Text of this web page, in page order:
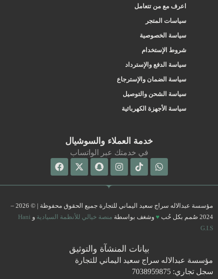
اعرف مع من تتعامل
سياسات المتجر
سياسة الخصوصية
شروط الإستخدام
سياسة الدفع والإسترداد
سياسة الضمان والإسترجاع
سياسة الشحن والتوصيل
سياسة الأجهزة الكهربائية
خدمة العملاء والسوشيال
في خدمتك عبر الواتساب
Whatsapp
Tiktok
Instagram
Snapchat
X-
twitter
Facebook
مؤسسة عبدالاله سراج سعيد اليماني للتجارة جميع الحقوق محفوظة | © 2026 –
2024 صُمم بكل حُب
♥ وشغف بواسطة منصة خيالي للأنظمة السيادية و Hani
G.I.S
بيانات المنشآة والتوثيق
مؤسسة عبدالاله سراج سعيد اليماني للتجارة
سجل تجاري: 7038959875